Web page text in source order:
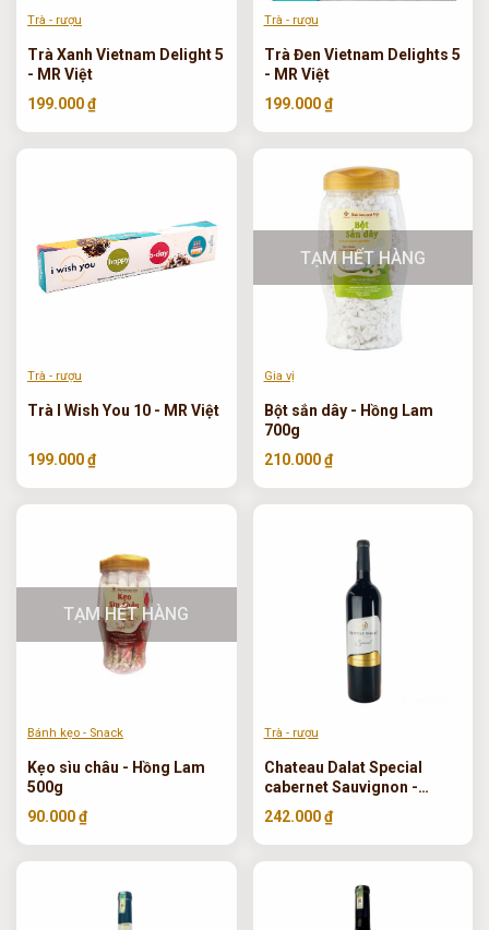
Trà - rượu
Trà Xanh Vietnam Delight 5
- MR Việt
199.000 ₫
Trà - rượu
Trà Đen Vietnam Delights 5
- MR Việt
199.000 ₫
Trà - rượu
Trà I Wish You 10 - MR Việt
199.000 ₫
TẠM HẾT HÀNG
Gia vị
Bột sắn dây - Hồng Lam
700g
210.000 ₫
TẠM HẾT HÀNG
Bánh kẹo - Snack
Kẹo sìu châu - Hồng Lam
500g
90.000 ₫
Trà - rượu
Chateau Dalat Special
cabernet Sauvignon -
Ladofoods 750ml
242.000 ₫